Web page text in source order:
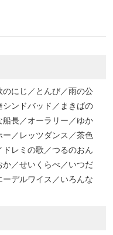
にじ／とんび／雨の公
ンドバッド／まきばの
長／オーラリー／ゆか
／レッツダンス／茶色
レミの歌／つるのおん
／せいくらべ／いつだ
デルワイス／いろんな